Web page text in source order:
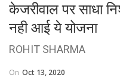
केजरीवाल पर साधा
नही आई ये योजना
ROHIT SHARMA
On Oct 13, 2020